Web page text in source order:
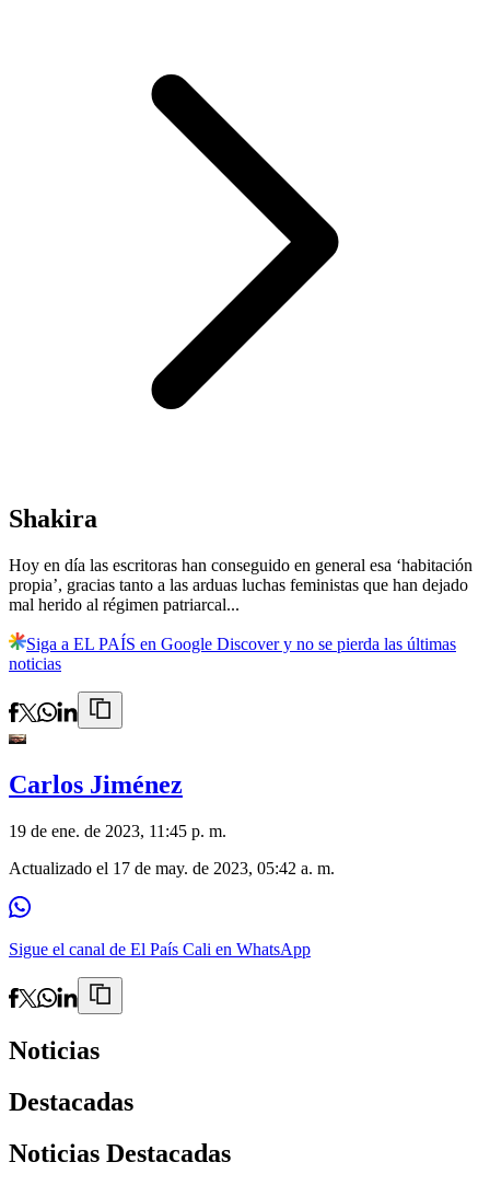
Shakira
Hoy en día las escritoras han conseguido en general esa ‘habitación
propia’, gracias tanto a las arduas luchas feministas que han dejado
mal herido al régimen patriarcal...
Siga a EL PAÍS en Google Discover y no se pierda las últimas
noticias
Carlos Jiménez
19 de ene. de 2023, 11:45 p. m.
Actualizado el 17 de may. de 2023, 05:42 a. m.
Sigue el canal de El País Cali en WhatsApp
Noticias
Destacadas
Noticias Destacadas